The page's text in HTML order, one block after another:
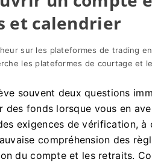
et calendrier
sur les plateformes de trading
les plateformes de courtage et
souvent deux questions
fonds lorsque vous en
exigences de vérification, à
compréhension des
du compte et les retraits.